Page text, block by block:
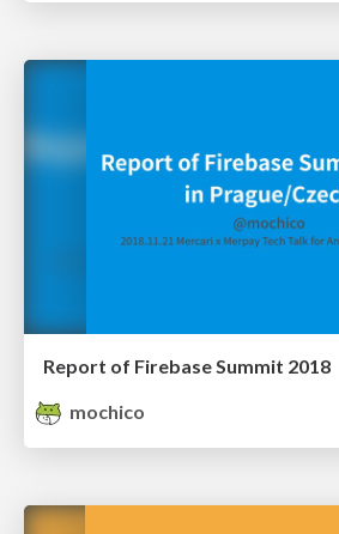
Report of Firebase Summit 2018
mochico